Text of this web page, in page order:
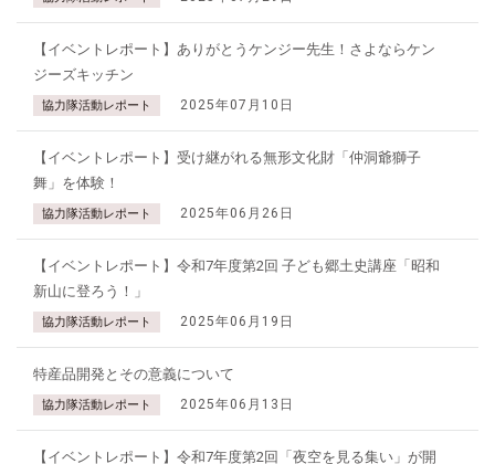
【イベントレポート】ありがとうケンジー先生！さよならケン
ジーズキッチン
協力隊活動レポート 2025年07月10日
【イベントレポート】受け継がれる無形文化財「仲洞爺獅子
舞」を体験！
協力隊活動レポート 2025年06月26日
【イベントレポート】令和7年度第2回 子ども郷土史講座「昭和
新山に登ろう！」
協力隊活動レポート 2025年06月19日
特産品開発とその意義について
協力隊活動レポート 2025年06月13日
【イベントレポート】令和7年度第2回「夜空を見る集い」が開